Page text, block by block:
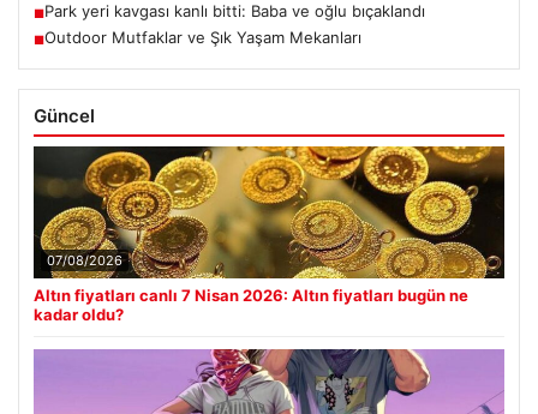
■Park yeri kavgası kanlı bitti: Baba ve oğlu bıçaklandı
■Outdoor Mutfaklar ve Şık Yaşam Mekanları
Güncel
07/08/2026
Altın fiyatları canlı 7 Nisan 2026: Altın fiyatları bugün ne
kadar oldu?